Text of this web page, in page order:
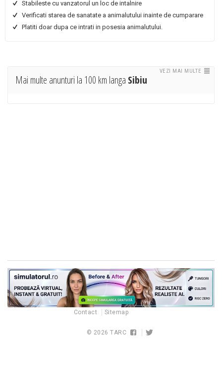
Stabileste cu vanzatorul un loc de intalnire
Verificati starea de sanatate a animalutului inainte de cumparare
Platiti doar dupa ce intrati in posesia animalutului.
Mai multe anunturi la 100 km langa Sibiu
VEZI MAI MULTE
Contact Sitemap
© 2026TARC